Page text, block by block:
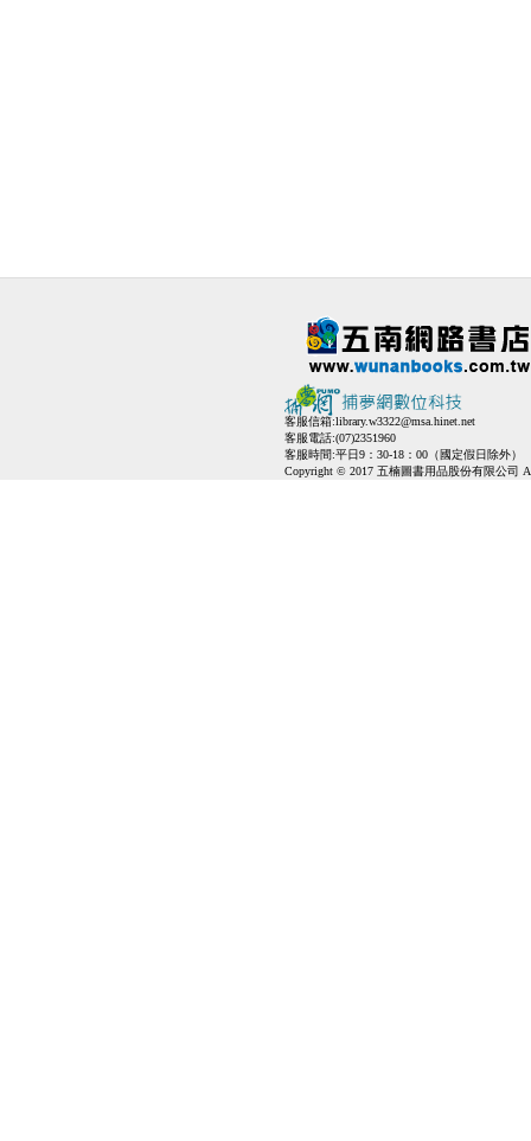
客服信箱:library.w3322@msa.hinet.net
客服電話:(07)2351960
客服時間:平日9：30-18：00（國定假日除外）
Copyright © 2017 五楠圖書用品股份有限公司